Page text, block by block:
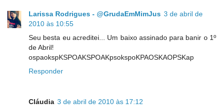
Larissa Rodrigues - @GrudaEmMimJus 3 de abril de
2010 às 10:55
Seu besta eu acreditei... Um baixo assinado para banir o 1º
de Abril!
ospaokspKSPOAKSPOAKpsokspoKPAOSKAOPSKap
Responder
Cláudia 3 de abril de 2010 às 17:12